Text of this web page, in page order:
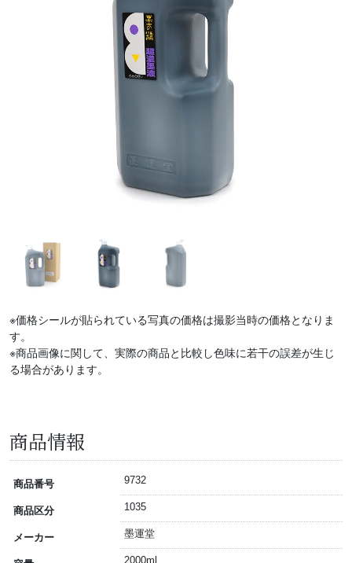
※価格シールが貼られている写真の価格は撮影当時の価格となりま
す。
※商品画像に関して、実際の商品と比較し色味に若干の誤差が生じ
る場合があります。
商品情報
商品番号 9732
商品区分 1035
メーカー 墨運堂
2000ml